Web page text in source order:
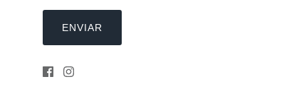
ENVIAR